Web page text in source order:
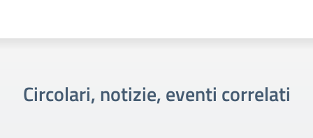
Circolari, notizie, eventi correlati